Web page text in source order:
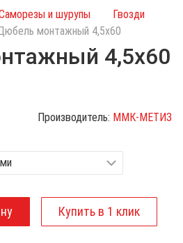
и шурупы
Гвозди
монтажный 4,5х60
4,5х60
Производитель: ММК-МЕТИЗ